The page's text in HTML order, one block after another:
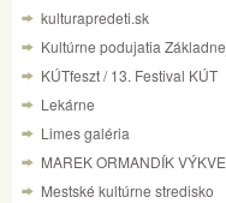
kulturapredeti.sk
Kultúrne podujatia
KÚTfeszt / 13. Festival KÚT
Lekárne
Limes galéria
MAREK ORMANDÍK
Mestské kultúrne stredisko